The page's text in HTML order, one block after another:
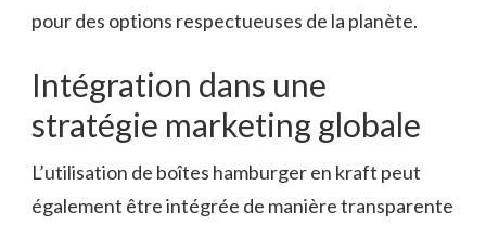
pour des options respectueuses de la planète.
Intégration dans une
stratégie marketing globale
L’utilisation de boîtes hamburger en kraft peut
également être intégrée de manière transparente